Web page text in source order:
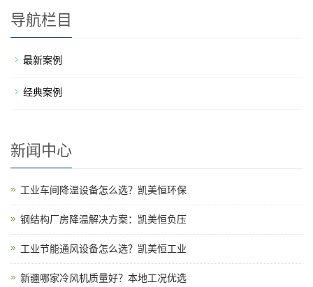
导航栏目
最新案例
经典案例
新闻中心
工业车间降温设备怎么选？凯美恒环保
钢结构厂房降温解决方案：凯美恒负压
工业节能通风设备怎么选？凯美恒工业
新疆哪家冷风机质量好？本地工况优选